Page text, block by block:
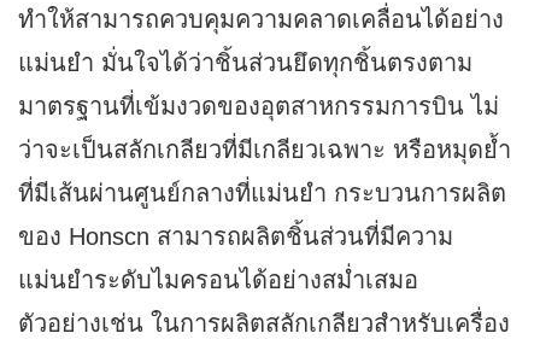
ทำให้สามารถควบคุมความคลาดเคลื่อนได้อย่าง
แม่นยำ มั่นใจได้ว่าชิ้นส่วนยึดทุกชิ้นตรงตาม
มาตรฐานที่เข้มงวดของอุตสาหกรรมการบิน ไม่
ว่าจะเป็นสลักเกลียวที่มีเกลียวเฉพาะ หรือหมุดย้ำ
ที่มีเส้นผ่านศูนย์กลางที่แม่นยำ กระบวนการผลิต
ของ Honscn สามารถผลิตชิ้นส่วนที่มีความ
แม่นยำระดับไมครอนได้อย่างสม่ำเสมอ
ตัวอย่างเช่น ในการผลิตสลักเกลียวสำหรับเครื่อง